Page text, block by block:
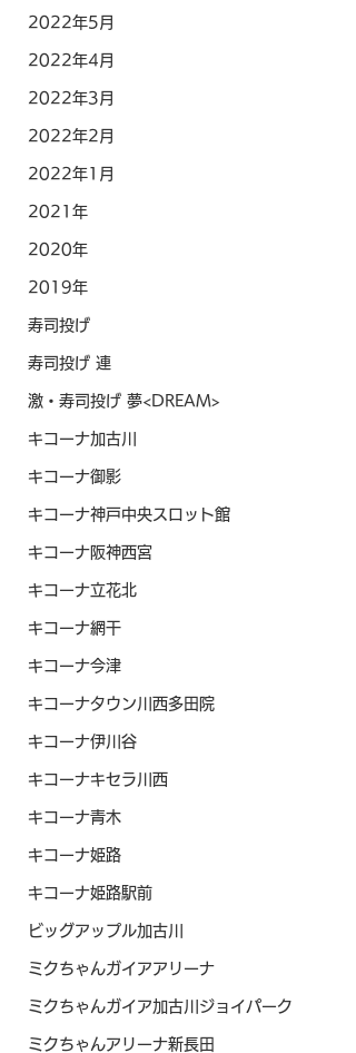
2022年5月
2022年4月
2022年3月
2022年2月
2022年1月
2021年
2020年
2019年
寿司投げ
寿司投げ 連
激・寿司投げ 夢<DREAM>
キコーナ加古川
キコーナ御影
キコーナ神戸中央スロット館
キコーナ阪神西宮
キコーナ立花北
キコーナ網干
キコーナ今津
キコーナタウン川西多田院
キコーナ伊川谷
キコーナキセラ川西
キコーナ青木
キコーナ姫路
キコーナ姫路駅前
ビッグアップル加古川
ミクちゃんガイアアリーナ
ミクちゃんガイア加古川ジョイパーク
ミクちゃんアリーナ新長田